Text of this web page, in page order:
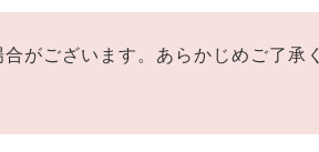
がございます。あらかじめご了承く